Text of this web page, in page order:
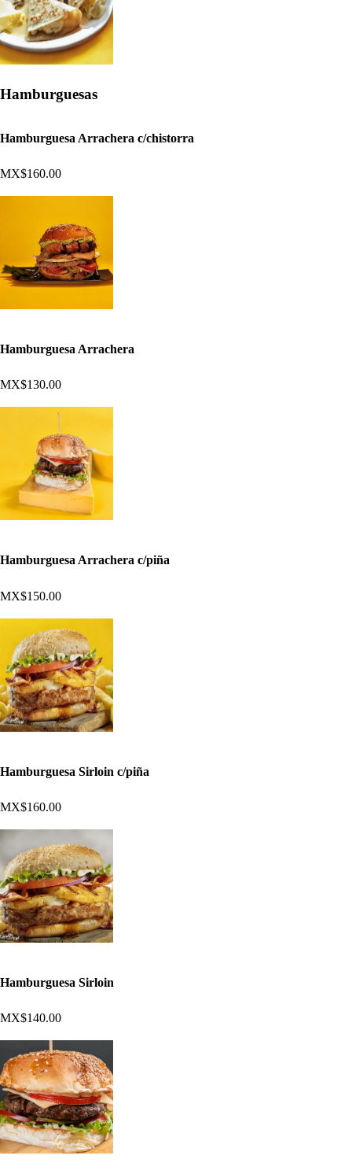
Hamburguesas
Hamburguesa Arrachera c/chistorra
MX$160.00
Hamburguesa Arrachera
MX$130.00
Hamburguesa Arrachera c/piña
MX$150.00
Hamburguesa Sirloin c/piña
MX$160.00
Hamburguesa Sirloin
MX$140.00